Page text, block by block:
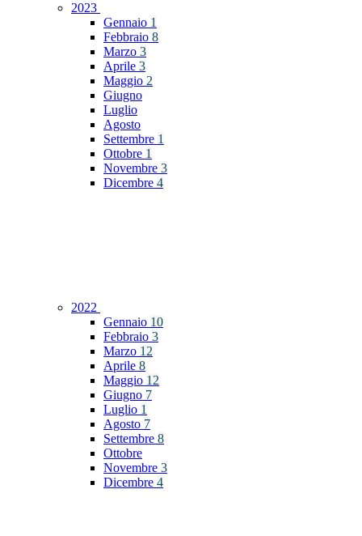
2023
Gennaio 1
Febbraio 8
Marzo 3
Aprile 3
Maggio 2
Giugno
Luglio
Agosto
Settembre 1
Ottobre 1
Novembre 3
Dicembre 4
2022
Gennaio 10
Febbraio 3
Marzo 12
Aprile 8
Maggio 12
Giugno 7
Luglio 1
Agosto 7
Settembre 8
Ottobre
Novembre 3
Dicembre 4